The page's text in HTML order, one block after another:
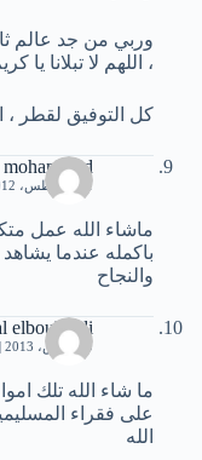
وربي من جد عالم
، اللهم لا تبلانا يا
كل التوفيق لقطر
11 أغسطس، 2012 | 4:59 م
ماشاء الله عمل
باكمله عندما
والنجاح
elbouhdidi
10 مارس، 2013 | 9:00 م
ما شاء الله تلك
على فقراء
الله